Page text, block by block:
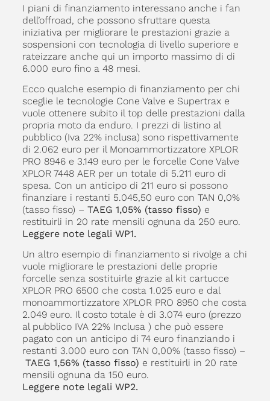
I piani di finanziamento interessano anche i fan
dell’offroad, che possono sfruttare questa
iniziativa per migliorare le prestazioni grazie a
sospensioni con tecnologia di livello superiore e
rateizzare anche qui un importo massimo di di
6.000 euro fino a 48 mesi.
Ecco qualche esempio di finanziamento per chi
sceglie le tecnologie Cone Valve e Supertrax e
vuole ottenere subito il top delle prestazioni dalla
propria moto da enduro. I prezzi di listino al
pubblico (Iva 22% inclusa) sono rispettivamente
di 2.062 euro per il Monoammortizzatore XPLOR
PRO 8946 e 3.149 euro per le forcelle Cone Valve
XPLOR 7448 AER per un totale di 5.211 euro di
spesa. Con un anticipo di 211 euro si possono
finanziare i restanti 5.045,50 euro con TAN 0,0%
(tasso fisso) – TAEG 1,05% (tasso fisso) e
restituirli in 20 rate mensili ognuna da 250 euro.
Leggere note legali WP1.
Un altro esempio di finanziamento si rivolge a chi
vuole migliorare le prestazioni delle proprie
forcelle senza sostituirle grazie al kit cartucce
XPLOR PRO 6500 che costa 1.025 euro e dal
monoammortizzatore XPLOR PRO 8950 che costa
2.049 euro. Il costo totale è di 3.074 euro (prezzo
al pubblico IVA 22% Inclusa ) che può essere
pagato con un anticipo di 74 euro finanziando i
restanti 3.000 euro con TAN 0,00% (tasso fisso) –
TAEG 1,56% (tasso fisso) e restituirli in 20 rate
mensili ognuna da 150 euro.
Leggere note legali WP2.